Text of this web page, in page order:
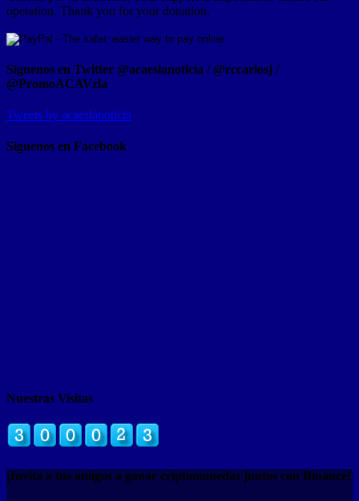
operation. Thank you for your donation.
Síguenos en Twitter @acaeslanoticia / @rccarlosj /
@PromoACAVzla
Tweets by acaeslanoticia
Siguenos en Facebook
Nuestras Visitas
¡Invita a tus amigos a ganar criptomonedas juntos con Binance!